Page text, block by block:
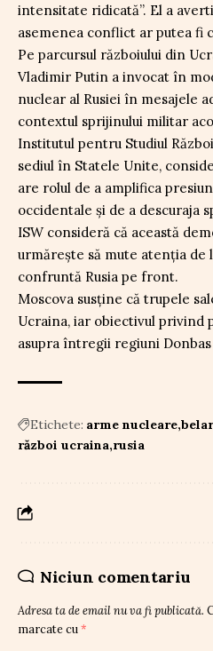
intensitate ridicată”. El a
asemenea conflict ar putea fi
Pe parcursul războiului din
Vladimir Putin a invocat în
nuclear al Rusiei în mesajele
contextul sprijinului militar
Institutul pentru Studiul
sediul în Statele Unite,
are rolul de a amplifica
occidentale și de a descuraja
ISW consideră că această
urmărește să mute atenția de
confruntă Rusia pe front.
Moscova susține că trupele
Ucraina, iar obiectivul privind
asupra întregii regiuni
Etichete: arme nucleare
război ucraina rusia
Niciun comentariu
Adresa ta de email nu va fi publicată.
marcate cu *